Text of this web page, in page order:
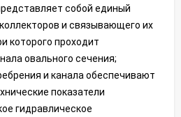
собой единый
и связывающего их
которого проходит
овального сечения;
и канала обеспечивают
показатели
гидравлическое